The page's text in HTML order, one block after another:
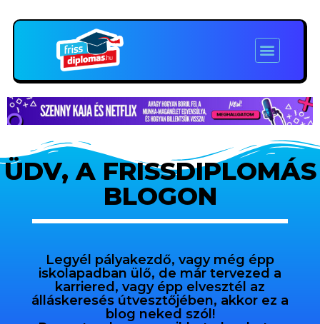
ÜDV, A FRISSDIPLOMÁS
BLOGON
Legyél pályakezdő, vagy még épp
iskolapadban ülő, de már tervezed a
karriered, vagy épp elvesztél az
álláskeresés útvesztőjében, akkor ez a
blog neked szól!